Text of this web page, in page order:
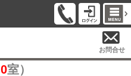
お問合せ
0室）